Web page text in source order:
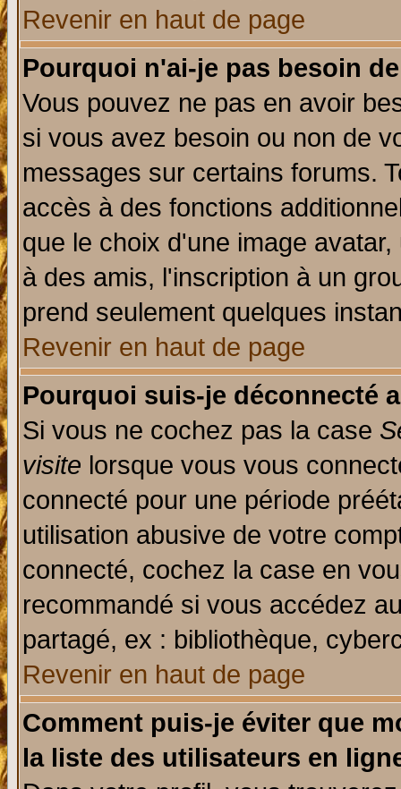
Revenir en haut de page
Pourquoi n'ai-je pas besoin
Vous pouvez ne pas en avoir
si vous avez besoin ou non de
messages sur certains forums.
accès à des fonctions
que le choix d'une image
à des amis, l'inscription à un
prend seulement quelques
Revenir en haut de page
Pourquoi suis-je déconnecté
Si vous ne cochez pas la case
visite lorsque vous vous
connecté pour une période
utilisation abusive de votre
connecté, cochez la case en
recommandé si vous accédez
partagé, ex : bibliothèque,
Revenir en haut de page
Comment puis-je éviter que
la liste des utilisateurs en